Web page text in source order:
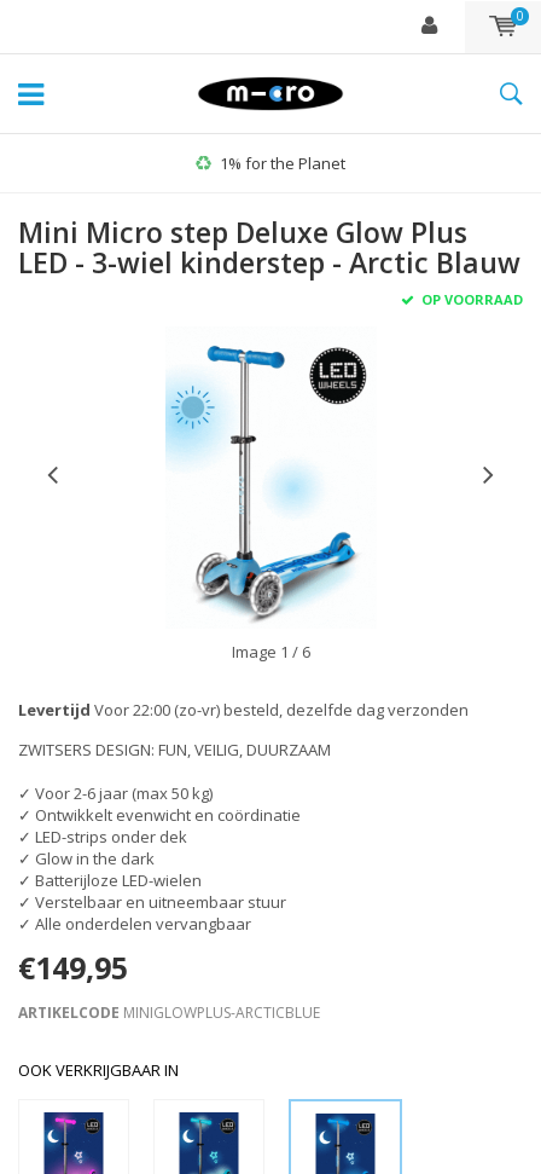
0
1% for the Planet
Mini Micro step Deluxe Glow Plus
LED - 3-wiel kinderstep - Arctic Blauw
OP VOORRAAD
Image 1 / 6
Levertijd Voor 22:00 (zo-vr) besteld, dezelfde dag verzonden
ZWITSERS DESIGN: FUN, VEILIG, DUURZAAM
✓ Voor 2-6 jaar (max 50 kg)
✓ Ontwikkelt evenwicht en coördinatie
✓ LED-strips onder dek
✓ Glow in the dark
✓ Batterijloze LED-wielen
✓ Verstelbaar en uitneembaar stuur
✓ Alle onderdelen vervangbaar
€149,95
ARTIKELCODE MINIGLOWPLUS-ARCTICBLUE
OOK VERKRIJGBAAR IN